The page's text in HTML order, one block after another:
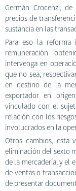
Germán Crocenzi,
precios de
sustancia en las
Para eso la
remuneración
intervenga en
que no sea,
en destino de la
exportador en
vinculado con el
relación con los
involucrados en la
Otros cambios, esta
eliminación del sexto
de la mercadería, y el
de ventas o
de presentar